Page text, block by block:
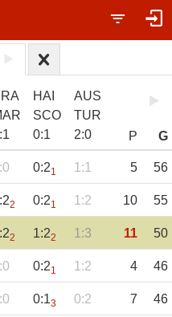
:1
HAI
SCO
0:1
AUS
TUR
2:0 P G
0:21 1:1 5 56
2 0:21 1:2 10 55
2 1:22 1:3 11 50
0:21 1:2 4 46
0:13 0:2 7 46